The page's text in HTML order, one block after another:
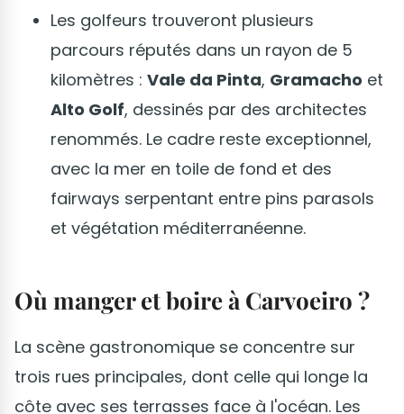
Les golfeurs trouveront plusieurs
parcours réputés dans un rayon de 5
kilomètres : Vale da Pinta, Gramacho et
Alto Golf, dessinés par des architectes
renommés. Le cadre reste exceptionnel,
avec la mer en toile de fond et des
fairways serpentant entre pins parasols
et végétation méditerranéenne.
Où manger et boire à Carvoeiro ?
La scène gastronomique se concentre sur
trois rues principales, dont celle qui longe la
côte avec ses terrasses face à l'océan. Les